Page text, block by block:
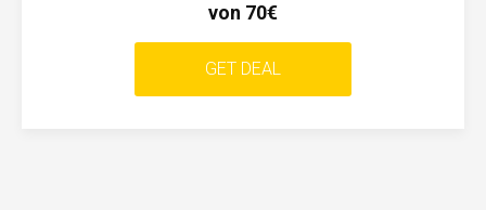
von 70€
GET DEAL